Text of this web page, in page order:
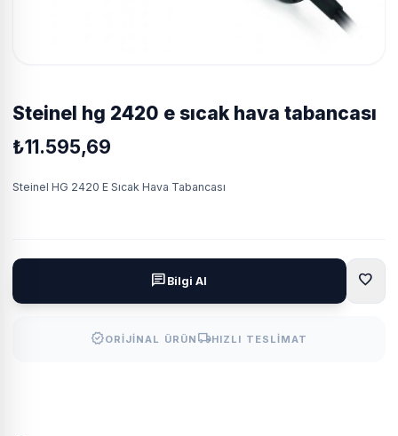
steinel hg 2420 e sıcak hava tabancası
₺11.595,69
Steinel HG 2420 E Sıcak Hava Tabancası
chat Bilgi Al favorite
verifiedORIJINAL ÜRÜN local_shippingHIZLI TESLIMAT